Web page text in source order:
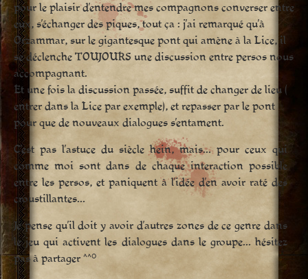
pour le plaisir d’entendre mes compagnons converser entre
eux, s’échanger des piques, tout ça : j’ai remarqué qu’à
Orzammar, sur le gigantesque pont qui amène à la Lice, il
se déclenche TOUJOURS une discussion entre persos nous
accompagnant.
Et une fois la discussion passée, suffit de changer de lieu (
entrer dans la Lice par exemple), et repasser par le pont
pour que de nouveaux dialogues s’entament.
C’est pas l’astuce du siècle hein, mais… pour ceux qui
comme moi sont dans de chaque interaction possible
entre les persos, et paniquent à l’idée d’en avoir raté des
croustillantes…
Je pense qu’il doit y avoir d’autres zones de ce genre dans
le jeu qui activent les dialogues dans le groupe… hésitez
pas à partager ^^°